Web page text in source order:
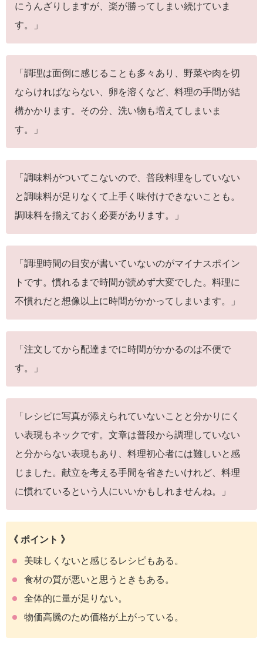
にうんざりしますが、楽が勝ってしまい続けていま
す。」
「調理は面倒に感じることも多々あり、野菜や肉を切
ならければならない、卵を溶くなど、料理の手間が結
構かかります。その分、洗い物も増えてしまいま
す。」
「調味料がついてこないので、普段料理をしていない
と調味料が足りなくて上手く味付けできないことも。
調味料を揃えておく必要があります。」
「調理時間の目安が書いていないのがマイナスポイン
トです。慣れるまで時間が読めず大変でした。料理に
不慣れだと想像以上に時間がかかってしまいます。」
「注文してから配達までに時間がかかるのは不便で
す。」
「レシピに写真が添えられていないことと分かりにく
い表現もネックです。文章は普段から調理していない
と分からない表現もあり、料理初心者には難しいと感
じました。献立を考える手間を省きたいけれど、料理
に慣れているという人にいいかもしれませんね。」
《 ポイント 》
美味しくないと感じるレシピもある。
食材の質が悪いと思うときもある。
全体的に量が足りない。
物価高騰のため価格が上がっている。